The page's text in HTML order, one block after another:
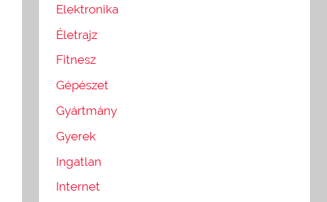
Elektronika
Életrajz
Fitnesz
Gépészet
Gyártmány
Gyerek
Ingatlan
Internet